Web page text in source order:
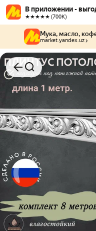
В приложении -
★★★★★ (700К)
Мука, масло,
market.yandex.uz